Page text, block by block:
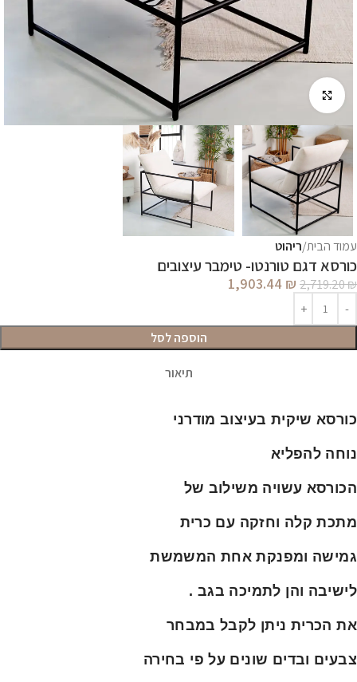
עמוד הבית ריהוט
כורסא דגם טורנטו- טימבר עיצובים
2,719.20₪
1,903.44 ₪
הוספה לסל
תיאור
כורסא שיקית בעיצוב מודרני
נוחה להפליא
הכורסא עשויה משילוב של
מתכת קלה וחזקה עם כרית
גמישה ומפנקת אחת המשמשת
לישיבה והן לתמיכה בגב .
את הכרית ניתן לקבל במבחר
צבעים ובדים שונים על פי בחירה
לחץ להגדלה